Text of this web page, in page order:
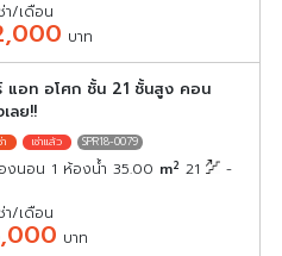
า/เดือน
บาท
แอท อโศก ชั้น 21 ชั้นสูง คอน
ลย!!
SPR18-0079
งนอน 1 ห้องน้ำ 35.00 m2 21 -
า/เดือน
บาท